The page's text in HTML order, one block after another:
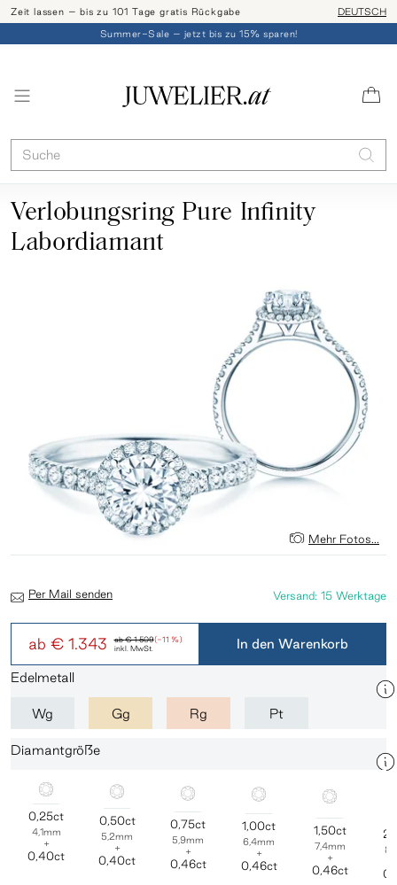
Zeit lassen – bis zu 101 Tage gratis Rückgabe Ringgröße
DEUTSCH
Summer-Sale – jetzt bis zu 15% sparen!
Verlobungsring Pure Infinity
Labordiamant
Mehr Fotos...
ab€ 1.509(-11 %)
ab € 1.343 inkl. MwSt.
Versand: 15 Werktage
Per Mail senden
In den Warenkorb
Edelmetall
Wg Gg Rg Pt
Diamantgröße
0,25ct
4,1mm
+
0,40ct
0,50ct
5,2mm
+
0,40ct
0,75ct
5,9mm
+
0,46ct
1,00ct
6,4mm
+
0,46ct
1,50ct
7,4mm
+
0,46ct